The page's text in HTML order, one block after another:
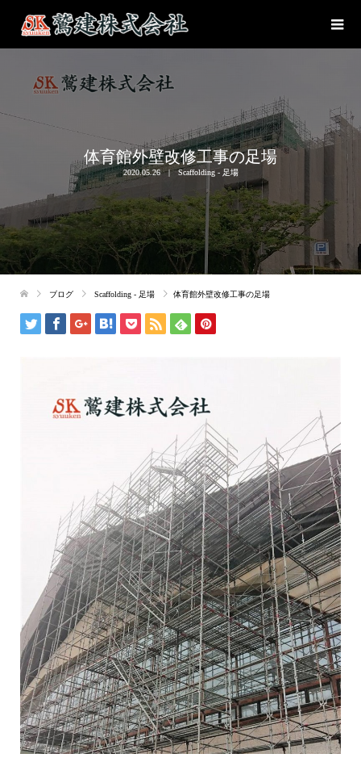
体育館外壁改修工事の足場
2020.05.26 Scaffolding - 足場
ブログ Scaffolding - 足場 体育館外壁改修工事の足場